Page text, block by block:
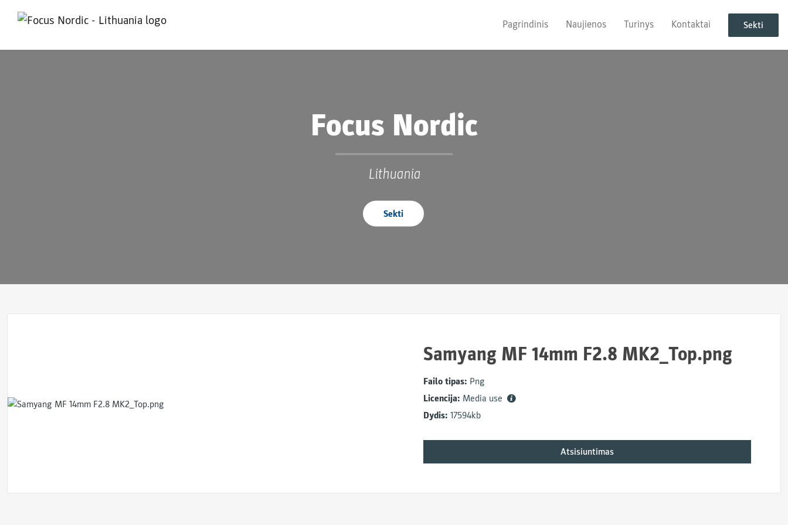
Pagrindinis Naujienos Turinys Kontaktai Sekti
Focus Nordic
Lithuania
Sekti
Samyang MF 14mm F2.8 MK2_Top.png
Failo tipas: Png
Licencija: Media use
Dydis: 17594kb
Atsisiuntimas